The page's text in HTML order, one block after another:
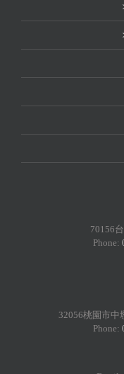
70156
Phone:
32056桃園市中
Phone: